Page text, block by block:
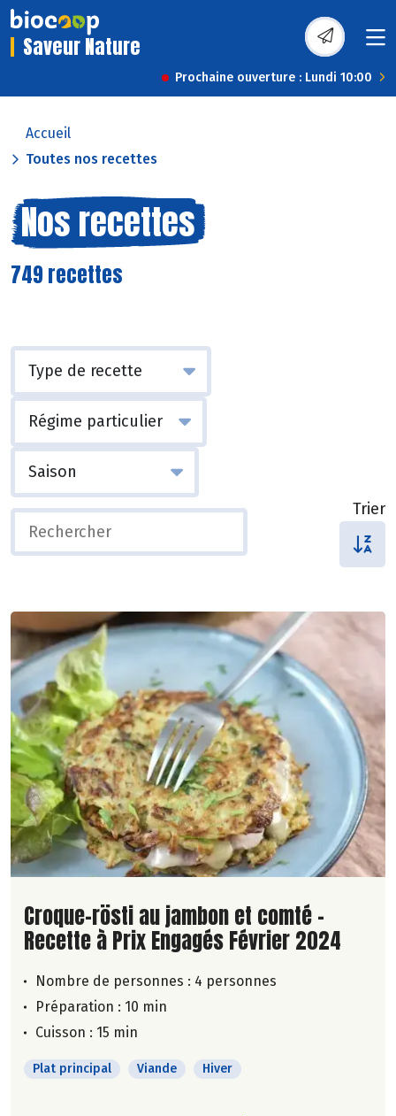
Saveur Nature
Prochaine ouverture : Lundi 10:00
Accueil
Toutes nos recettes
Nos recettes
749 recettes
Trier
Lire la suite de la recette
Croque-rösti au jambon et comté -
Recette à Prix Engagés Février 2024
Nombre de personnes : 4 personnes
Préparation : 10 min
Cuisson : 15 min
Plat principal Viande Hiver